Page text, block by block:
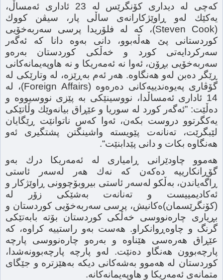
كەچی لە دیداری كۆنگرێس لە 23 ئاداری ئەمساڵ،
یەكێك لەو ڕاوێژكارانەی ساڵی پار، سیڤن كووك
(Steven Cook)، كە لە فلۆریدا پرسی سەربەخۆیی
كوردستانی پێ هەڵەبوو، دانی بەوە دانا كە ئەگەر
سەركردایەتی كورد و خەڵكی كوردستان بەرەو
سەربەخۆیی بڕۆن، ئەوا نە ئەمەریكا و نە هاوپەیمانەكانی
ڕێگر دەبن لەو هەنگاوە. هەر ئەم بەڕێزە، لە وتارێكی لە
گۆڤاری پەیوەندییەكانی دەرەوە (Foreign Affairs)، لە
14 ئاداری ئەمساڵدا، نووسینێكی بە پێزی نووسیووە و
دەڵێت: ”ئەگەر كورد لە سوریا و عێڕاق بیانەوێك وڵاتێكی
یەكگرتوو دروست بكەن، ئەوا كەس ناتوانێت ڕێگایان
لێبگرێت، تەنانەت پێویستە واشینگتن پشتگیری ئەو
هەنگاوە بكات و دانی پێدابنێت“.
هەموو چاودێرانی ڕامیاری لە ئەمەریكا درك بەو
گۆڕانكارییە دەكەن كە نەك هەر لەسەر ئاستی
ڕاگەیاندن، بەڵكو لەسەر ئاستی بیروبۆچوونی ڕاوێژكار و
ئەكادیمییست و تەنانەت بەشێكی زۆر لە
(كۆنگرێسمان)ەكانیش، پرسی سەربەخۆیی كوردستان و
بڕیاری چارەنووسی خەڵكی كوردستان بۆتە بابەتێكی
گرنگ و چاوەڕوانكراو. هەست بەو راستییە كراوە، كە
عێڕاق هەرەسی هێناوە و بەرەو چارەنووسی پارچە
پارچەبوون هەنگاو دەنێت. لەو پارچە پارچەبوونەشدا،
كوردستان لە هەموو بەشەكانی دیكە بەهێزترە و جێگای
متمانەی ئەمەریكا و هاوپەیمانەكانە.